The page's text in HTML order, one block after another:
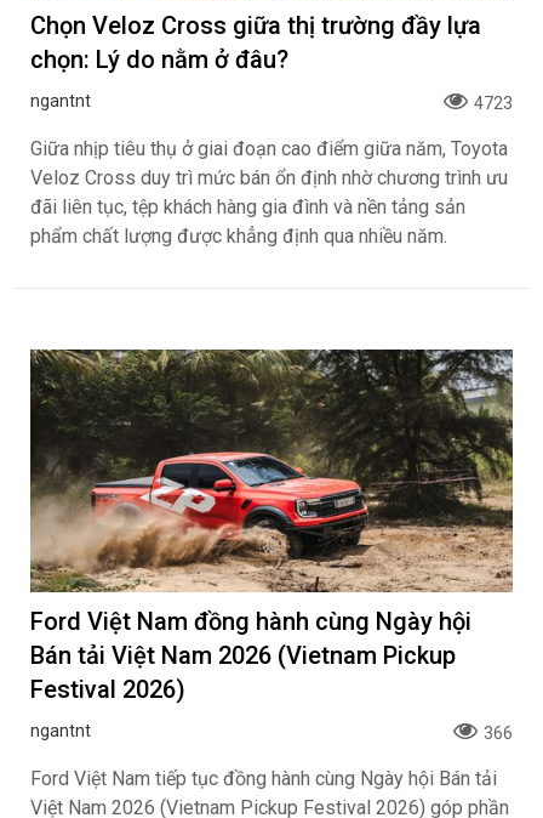
Chọn Veloz Cross giữa thị trường đầy lựa
chọn: Lý do nằm ở đâu?
ngantnt 4723
Giữa nhịp tiêu thụ ở giai đoạn cao điểm giữa năm, Toyota
Veloz Cross duy trì mức bán ổn định nhờ chương trình ưu
đãi liên tục, tệp khách hàng gia đình và nền tảng sản
phẩm chất lượng được khẳng định qua nhiều năm.
Ford Việt Nam đồng hành cùng Ngày hội
Bán tải Việt Nam 2026 (Vietnam Pickup
Festival 2026)
ngantnt 366
Ford Việt Nam tiếp tục đồng hành cùng Ngày hội Bán tải
Việt Nam 2026 (Vietnam Pickup Festival 2026) góp phần